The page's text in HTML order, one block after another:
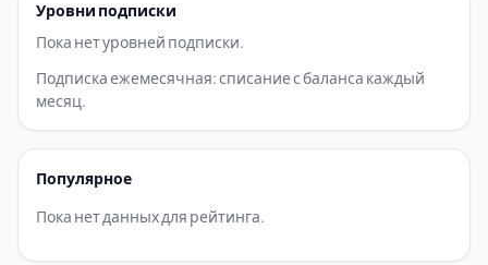
Уровни подписки
Пока нет уровней подписки.
Подписка ежемесячная: списание с баланса каждый
месяц.
Популярное
Пока нет данных для рейтинга.